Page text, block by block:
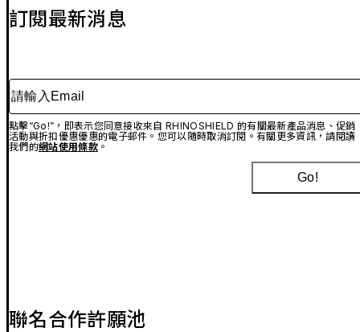
訂閱最新消息
請輸入Email
點擊“Go!”，即表示您同意接收來自 RHINOSHIELD 的有關最新產品消息、促銷
活動與折扣優惠優惠的電子郵件。您可以隨時取消訂閱。有關更多資訊，請閱讀
我們的網站使用條款。
Go!
聯名合作許願池